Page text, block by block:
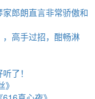
郎朗直言非常骄傲和
高手过招，酣畅淋
了！